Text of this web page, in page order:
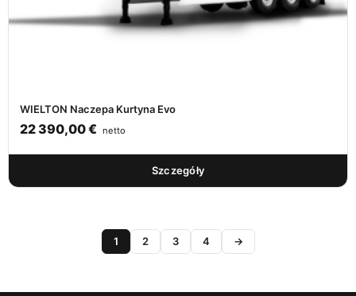
WIELTON Naczepa Kurtyna Evo
22 390,00€ netto
Szczegóły
1 2 3 4 →